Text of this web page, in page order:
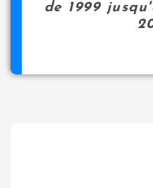
de 1999